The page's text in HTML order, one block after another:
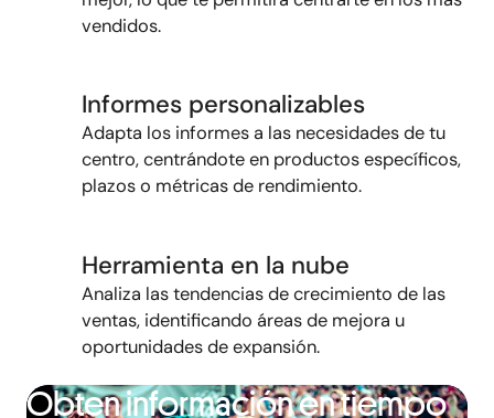
vendidos.
Informes personalizables
Adapta los informes a las necesidades de tu
centro, centrándote en productos específicos,
plazoso métricas de rendimiento.
Herramienta en la nube
Analiza las tendencias de crecimiento de las
ventas, identificando áreas de mejora u
oportunidades de expansión.
Obten información en tiempo